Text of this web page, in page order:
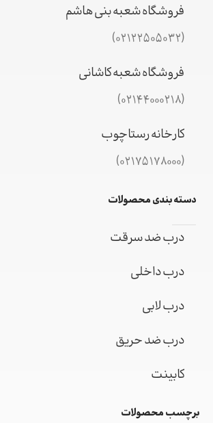
فروشگاه شعبه بنی هاشم
(02122505032)
فروشگاه شعبه کاشانی
(02144000218)
کارخانه رستاچوب
(02175178000)
دسته بندی محصولات
درب ضد سرقت
درب داخلی
درب لابی
درب ضد حریق
کابینت
برچسب محصولات